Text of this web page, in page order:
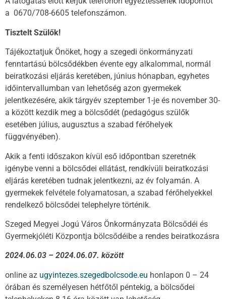
a 0670/708-6605 telefonszámon.
Tisztelt Szülők!
Tájékoztatjuk Önöket, hogy a szegedi önkormányzati
fenntartású bölcsődékben évente egy alkalommal, normál
beiratkozási eljárás keretében, június hónapban, egyhetes
időintervallumban van lehetőség azon gyermekek
jelentkezésére, akik tárgyév szeptember 1-je és november 30-
a között kezdik meg a bölcsődét (pedagógus szülők
esetében július, augusztus a szabad férőhelyek
függvényében).
Akik a fenti időszakon kívül eső időpontban szeretnék
igénybe venni a bölcsődei ellátást, rendkívüli beiratkozási
eljárás keretében tudnak jelentkezni, az év folyamán. A
gyermekek felvétele folyamatosan, a szabad férőhelyekkel
rendelkező bölcsődei telephelyre történik.
Szeged Megyei Jogú Város Önkormányzata Bölcsődéi és
Gyermekjóléti Központja bölcsődéibe a rendes beiratkozásra
2024.06.03 – 2024.06.07. között
online az ugyintezes.szegedbolcsode.eu honlapon 0 – 24
órában és személyesen hétfőtől péntekig, a bölcsődei